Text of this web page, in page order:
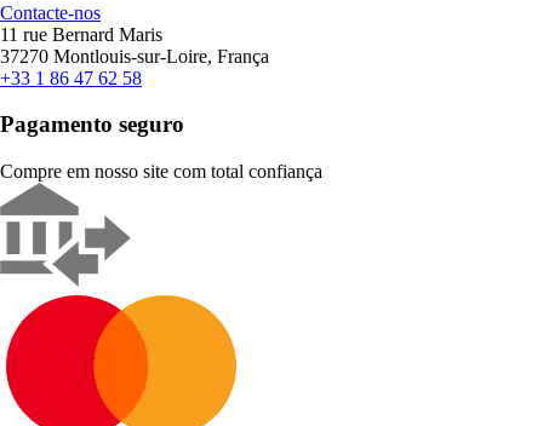
Contacte-nos
11 rue Bernard Maris
37270 Montlouis-sur-Loire, França
+33 1 86 47 62 58
Pagamento seguro
Compre em nosso site com total confiança